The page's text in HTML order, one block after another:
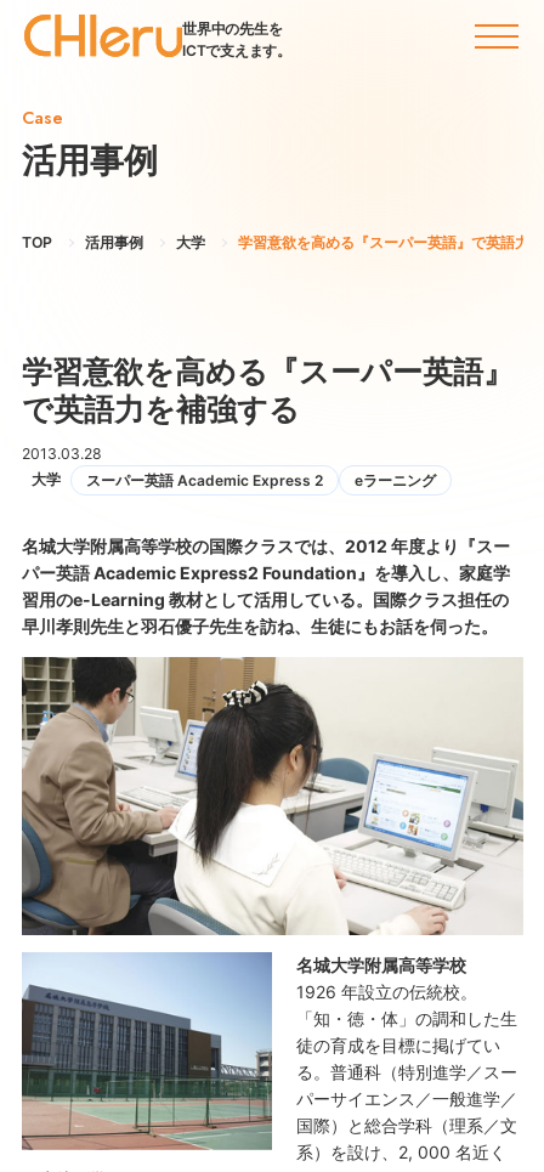
世界中の先生を
ICTで支えます。
Case
活用事例
TOP 活用事例 大学 学習意欲を高める『スーパー英語』で英語力
学習意欲を高める『スーパー英語』
で英語力を補強する
2013.03.28
大学
スーパー英語 Academic Express 2 eラーニング
名城大学附属高等学校の国際クラスでは、2012 年度より『スー
パー英語 Academic Express2 Foundation』を導入し、家庭学
習用のe-Learning 教材として活用している。国際クラス担任の
早川孝則先生と羽石優子先生を訪ね、生徒にもお話を伺った。
名城大学附属高等学校
1926 年設立の伝統校。
「知・徳・体」の調和した生
徒の育成を目標に掲げてい
る。普通科（特別進学／スー
パーサイエンス／一般進学／
国際）と総合学科（理系／文
系）を設け、2, 000 名近く